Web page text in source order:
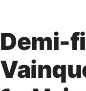
Demi-